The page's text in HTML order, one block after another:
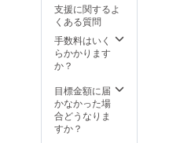
支援に関するよ
くある質問
手数料はいく
らかかります
か？
目標金額に届
かなかった場
合どうなりま
すか？